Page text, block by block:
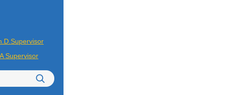
Supervisor